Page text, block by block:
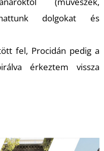
dolgokat és
fel, Procidán pedig a
érkeztem vissza